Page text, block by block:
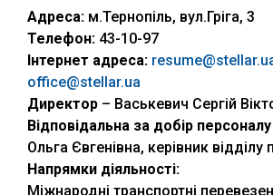
Адреса: м.Тернопіль, вул.Гріга, 3
Телефон: 43-10-97
Інтернет адреса:
office@stellar.ua
Директор – Васькевич Сергій
Відповідальна за добір персоналу
Ольга Євгенівна, керівник відділу
Напрямки діяльності:
Міжнародні транспортні